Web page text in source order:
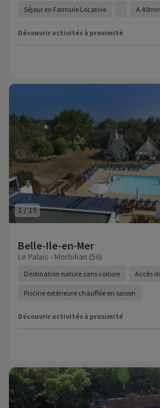
Séjour en Formule Locative A
Découvrir activités à proximité
1/15
Belle-Ile-en-Mer
Le Palais - Morbihan (56)
Destination nature sans voiture Accès
Piscine extérieure chauffée en saison
Découvrir activités à proximité